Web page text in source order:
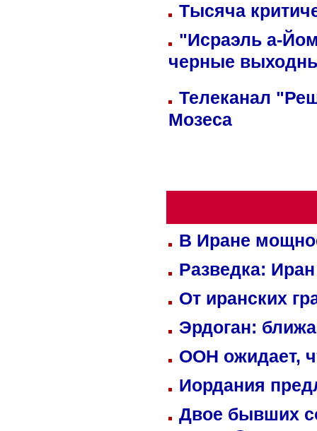
Тысяча
"Исраэль а-
черные
Телеканал
Мозеса
В Иране
Разведка:
От иранских
Эрдоган:
ООН ожидает,
Иордания
Двое бывших